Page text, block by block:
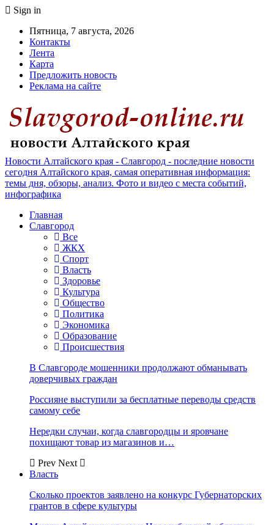
Sign in
Пятница, 7 августа, 2026
Контакты
Лента
Карта
Предложить новость
Реклама на сайте
Новости Алтайского края - Славгород - последние новости
сегодня Алтайского края, самая оперативная информация:
темы дня, обзоры, анализ. Фото и видео с места событий,
инфографика
Главная
Славгород
Все
ЖКХ
Спорт
Власть
Здоровье
Культура
Общество
Политика
Экономика
Образование
Происшествия
В Славгороде мошенники продолжают обманывать
доверчивых граждан
Россияне выступили за бесплатные переводы средств
самому себе
Нередки случаи, когда славгородцы и яровчане
похищают товар из магазинов и…
Prev Next
Власть
Сколько проектов заявлено на конкурс Губернаторских
грантов в сфере культуры